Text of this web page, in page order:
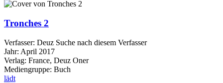
Tronches 2
Verfasser: Deuz Suche nach diesem Verfasser
Jahr: April 2017
Verlag: France, Deuz Oner
Mediengruppe: Buch
lädt